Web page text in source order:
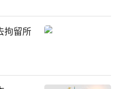
拘留所